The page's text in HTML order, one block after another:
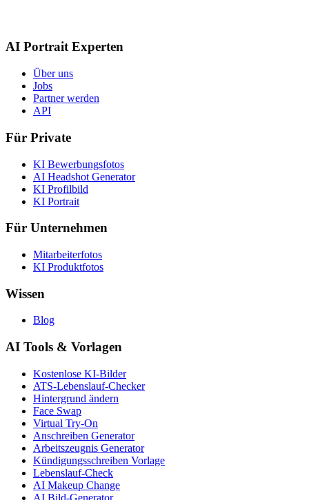
AI Portrait Experten
Über uns
Jobs
Partner werden
API
Für Private
KI Bewerbungsfotos
AI Headshot Generator
KI Profilbild
KI Portrait
Für Unternehmen
Mitarbeiterfotos
KI Produktfotos
Wissen
Blog
AI Tools & Vorlagen
Kostenlose KI-Bilder
ATS-Lebenslauf-Checker
Hintergrund ändern
Face Swap
Virtual Try-On
Anschreiben Generator
Arbeitszeugnis Generator
Kündigungsschreiben Vorlage
Lebenslauf-Check
AI Makeup Change
AI Bild-Generator